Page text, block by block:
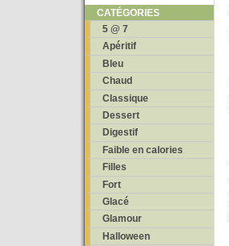
CATÉGORIES
5 @ 7
Apéritif
Bleu
Chaud
Classique
Dessert
Digestif
Faible en calories
Filles
Fort
Glacé
Glamour
Halloween